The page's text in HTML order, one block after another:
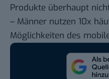
Produkte überhaupt
– Männer nutzen 10x
Möglichkeiten des